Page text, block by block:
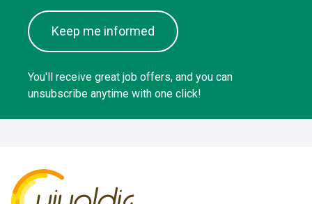
Keep me informed
You'll receive great job offers, and you can
unsubscribe anytime with one click!